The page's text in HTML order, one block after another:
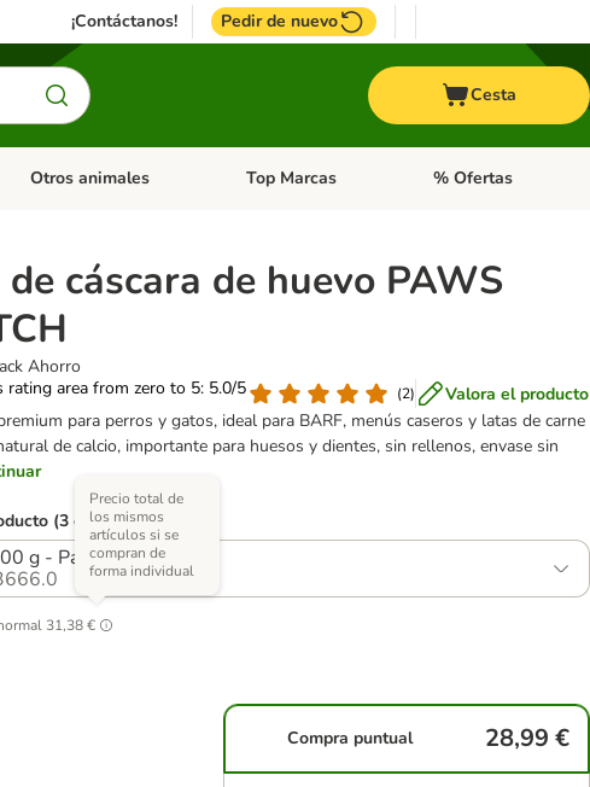
¡Contáctanos! Pedir de nuevo
Cesta
Roedores y +
Menú de categoria abierto: Pájaros
Otros animales Menú de categoria abierto: Otros animales
Top Marcas Menú de categoria
% Ofertas
cáscara de huevo PAWS
Ahorro
rating area from zero to 5: 5.0/5
(2)
Valora el producto
para perros y gatos, ideal para BARF, menús caseros y latas de carne
de calcio, importante para huesos y dientes, sin rellenos, envase sin
(3 opciones)
g - Pack Ahorro
31,38 €
Precio total de
los mismos
artículos si se
compran de
forma individual
Compra puntual 28,99 €